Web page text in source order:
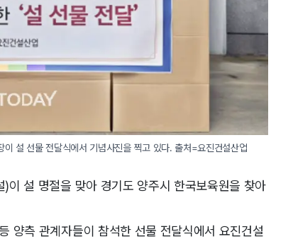
설 선물 전달식에서 기념사진을 찍고 있다. 출처=요진건설산업
이 설 명절을 맞아 경기도 양주시 한국보육원을 찾아
양측 관계자들이 참석한 선물 전달식에서 요진건설